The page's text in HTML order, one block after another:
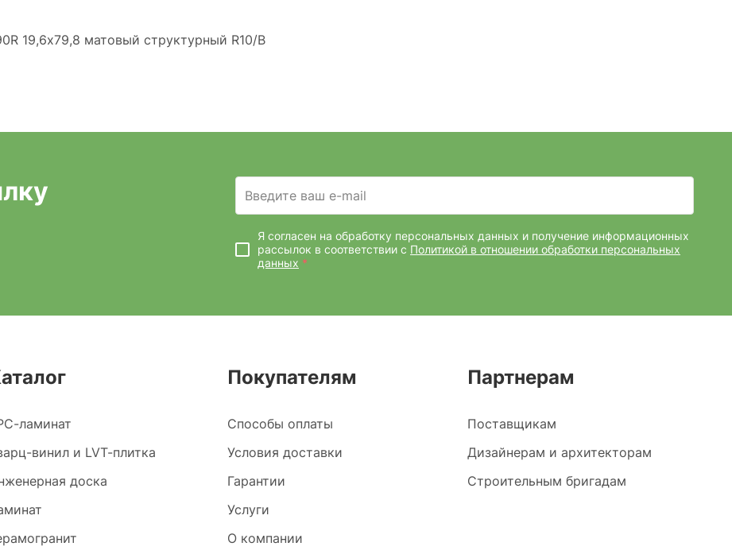
19,6х79,8 матовый структурный R10/B
Введите ваш e-mail
Я согласен на обработку персональных данных и получение информационных
рассылок в соответствии с Политикой в отношении обработки персональных
данных *
ламинат
винил и LVT-плитка
доска
Покупателям
Способы оплаты
Условия доставки
Гарантии
Услуги
О компании
Партнерам
Поставщикам
Дизайнерам и архитекторам
Строительным бригадам